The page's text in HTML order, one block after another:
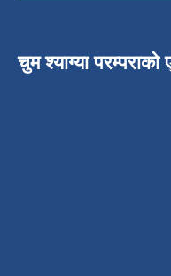
चुम श्याग्या